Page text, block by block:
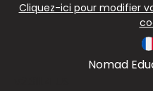
Cliquez-ici pour modifier
Nomad